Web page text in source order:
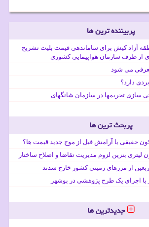
پربیننده ترین ها
آزاد کیش برای ساماندهی قیمت بلیت تشریح
از طرف سازمان هواپیمایی کشوری
دارد؟
سازی تحریمها در سازمان شانگهای
پربحث ترین ها
حقیقی یا آرامش قبل از موج جدید قیمت ها؟
با اجرای یک طرح پژوهشی در بوشهر
جدیدترین ها